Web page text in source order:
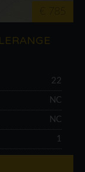
€ 785
22
NC
NC
1